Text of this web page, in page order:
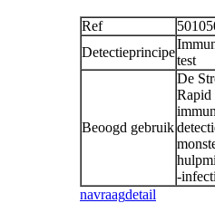
Ref
Detectieprincipe
test
Beoogd gebruik
De
Rapid
-
navraagdetail